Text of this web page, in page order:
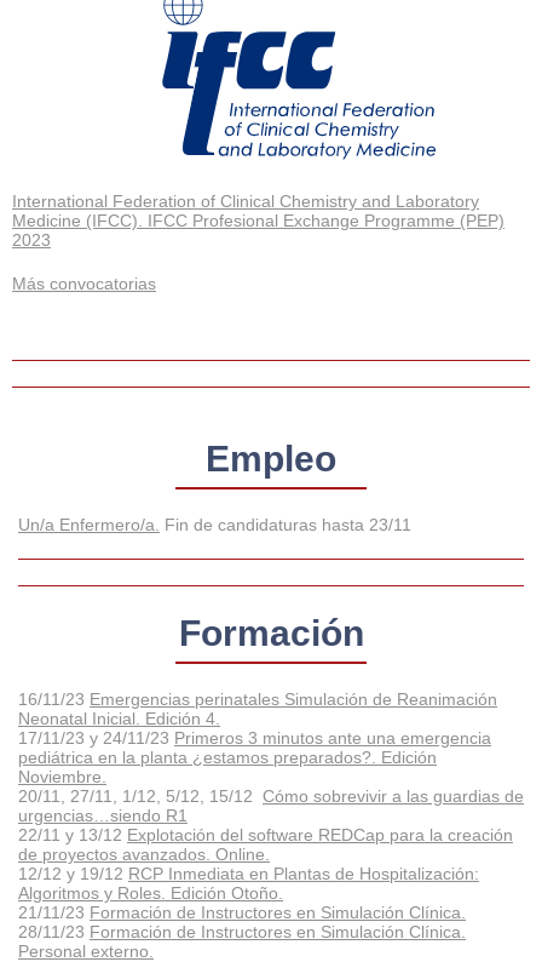
International Federation of Clinical Chemistry and Laboratory
Medicine (IFCC). IFCC Profesional Exchange Programme (PEP)
2023
Más convocatorias
Empleo
Un/a Enfermero/a. Fin de candidaturas hasta 23/11
Formación
16/11/23 Emergencias perinatales Simulación de Reanimación
Neonatal Inicial. Edición 4.
17/11/23 y 24/11/23 Primeros 3 minutos ante una emergencia
pediátrica en la planta ¿estamos preparados?. Edición
Noviembre.
20/11, 27/11, 1/12, 5/12, 15/12 Cómo sobrevivir a las guardias de
urgencias…siendo R1
22/11 y 13/12 Explotación del software REDCap para la creación
de proyectos avanzados. Online.
12/12 y 19/12 RCP Inmediata en Plantas de Hospitalización:
Algoritmos y Roles. Edición Otoño.
21/11/23 Formación de Instructores en Simulación Clínica.
28/11/23 Formación de Instructores en Simulación Clínica.
Personal externo.